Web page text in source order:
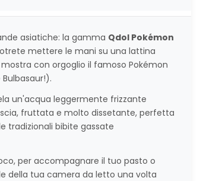
asiatiche: la gamma Qdol Pokémon
mettere le mani su una lattina
con orgoglio il famoso Pokémon
un'acqua leggermente frizzante
fruttata e molto dissetante, perfetta
tradizionali bibite gassate
per accompagnare il tuo pasto o
della tua camera da letto una volta